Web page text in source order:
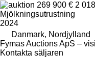
269 900 € 2
Mjölkningsutrustning
2024
Danmark, Nordjylland
Fymas Auctions ApS –
Kontakta säljaren